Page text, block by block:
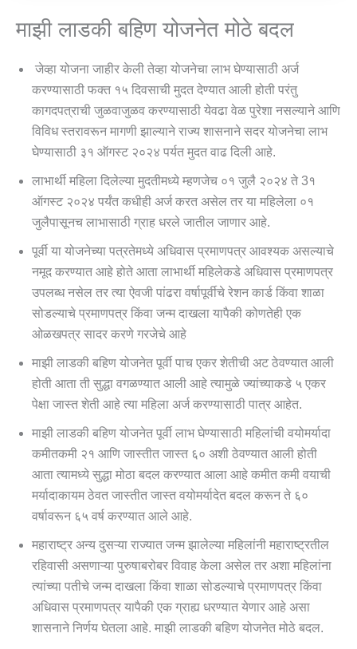
माझी लाडकी बहिण योजनेत मोठे बदल
जेव्हा योजना जाहीर केली तेव्हा योजनेचा लाभ घेण्यासाठी अर्ज
करण्यासाठी फक्त १५ दिवसाची मुदत देण्यात आली होती परंतु
कागदपत्राची जुळवाजुळव करण्यासाठी येवढा वेळ पुरेशा नसल्याने आणि
विविध स्तरावरून मागणी झाल्याने राज्य शासनाने सदर योजनेचा लाभ
घेण्यासाठी ३१ ऑगस्ट २०२४ पर्यत मुदत वाढ दिली आहे.
लाभार्थी महिला दिलेल्या मुदतीमध्ये म्हणजेच ०१ जुलै २०२४ ते 3१
ऑगस्ट २०२४ पर्यंत कधीही अर्ज करत असेल तर या महिलेला ०१
जुलैपासूनच लाभासाठी ग्राह धरले जातील जाणार आहे.
पूर्वी या योजनेच्या पत्रतेमध्ये अधिवास प्रमाणपत्र आवश्यक असल्याचे
नमूद करण्यात आहे होते आता लाभार्थी महिलेकडे अधिवास प्रमाणपत्र
उपलब्ध नसेल तर त्या ऐवजी पांढरा वर्षापूर्वीचे रेशन कार्ड किंवा शाळा
सोडल्याचे प्रमाणपत्र किंवा जन्म दाखला यापैकी कोणतेही एक
ओळखपत्र सादर करणे गरजेचे आहे
माझी लाडकी बहिण योजनेत पूर्वी पाच एकर शेतीची अट ठेवण्यात आली
होती आता ती सुद्धा वगळण्यात आली आहे त्यामुळे ज्यांच्याकडे ५ एकर
पेक्षा जास्त शेती आहे त्या महिला अर्ज करण्यासाठी पात्र आहेत.
माझी लाडकी बहिण योजनेत पूर्वी लाभ घेण्यासाठी महिलांची वयोमर्यादा
कमीतकमी २१ आणि जास्तीत जास्त ६० अशी ठेवण्यात आली होती
आता त्यामध्ये सुद्धा मोठा बदल करण्यात आला आहे कमीत कमी वयाची
मर्यादाकायम ठेवत जास्तीत जास्त वयोमर्यादेत बदल करून ते ६०
वर्षावरून ६५ वर्ष करण्यात आले आहे.
महाराष्ट्र अन्य दुसऱ्या राज्यात जन्म झालेल्या महिलांनी महाराष्ट्रतील
रहिवासी असणाऱ्या पुरुषाबरोबर विवाह केला असेल तर अशा महिलांना
त्यांच्या पतीचे जन्म दाखला किंवा शाळा सोडल्याचे प्रमाणपत्र किंवा
अधिवास प्रमाणपत्र यापैकी एक ग्राह्य धरण्यात येणार आहे असा
शासनाने निर्णय घेतला आहे. माझी लाडकी बहिण योजनेत मोठे बदल.